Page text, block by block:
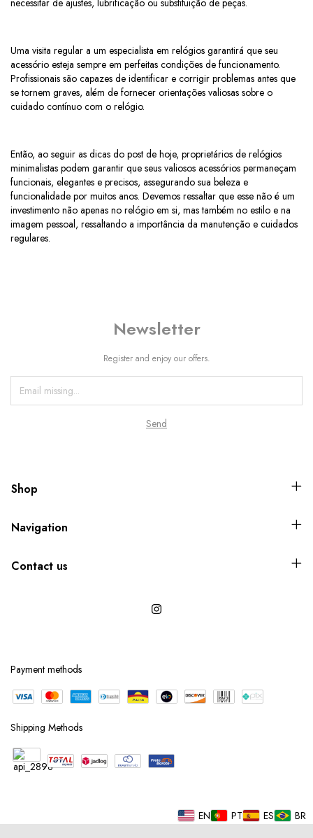
Uma visita regular a um especialista em relógios garantirá que seu
acessório esteja sempre em perfeitas condições de funcionamento.
Profissionais são capazes de identificar e corrigir problemas antes que
se tornem graves, além de fornecer orientações valiosas sobre o
cuidado contínuo com o relógio.
Então, ao seguir as dicas do post de hoje, proprietários de relógios
minimalistas podem garantir que seus valiosos acessórios permaneçam
funcionais, elegantes e precisos, assegurando sua beleza e
funcionalidade por muitos anos. Devemos ressaltar que esse não é um
investimento não apenas no relógio em si, mas também no estilo e na
imagem pessoal, ressaltando a importância da manutenção e cuidados
regulares.
Newsletter
Register and enjoy our offers.
Shop
Navigation
Contact us
Payment methods
Shipping Methods
EN PT ES BR